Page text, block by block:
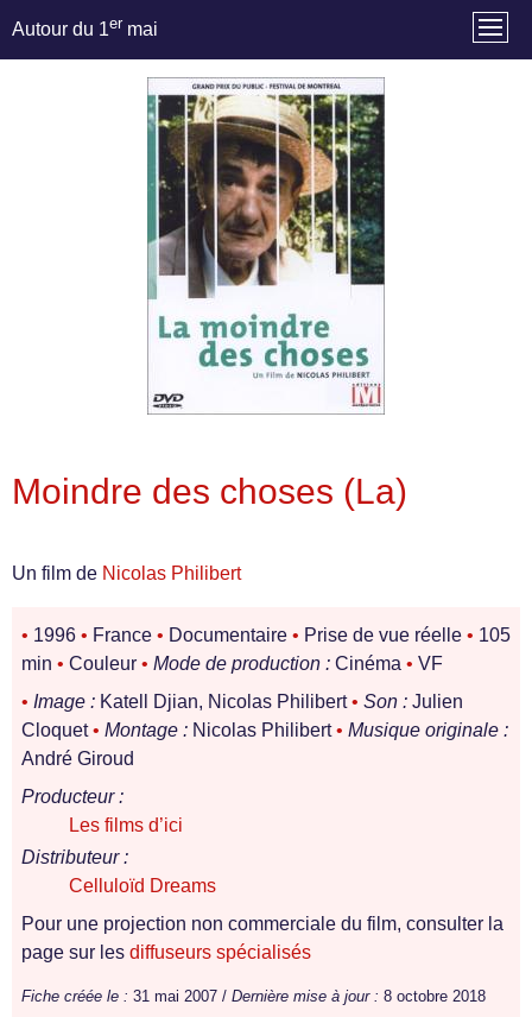
Autour du 1er mai
Moindre des choses (La)
Un film de Nicolas Philibert
• 1996 • France • Documentaire • Prise de vue réelle • 105
min • Couleur • Mode de production : Cinéma • VF
• Image : Katell Djian, Nicolas Philibert• Son : Julien
Cloquet• Montage : Nicolas Philibert• Musique originale :
André Giroud
Producteur :
Les films d’ici
Distributeur :
Celluloïd Dreams
Pour une projection non commerciale du film, consulter la
page sur les diffuseurs spécialisés
Fiche créée le : 31 mai 2007 / Dernière mise à jour : 8 octobre 2018